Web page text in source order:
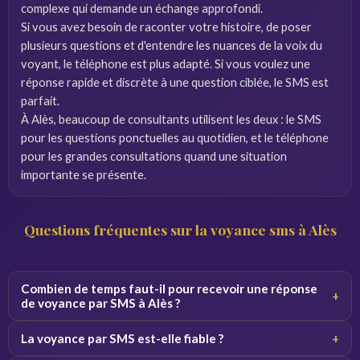
complexe qui demande un échange approfondi.
Si vous avez besoin de raconter votre histoire, de poser
plusieurs questions et d'entendre les nuances de la voix du
voyant, le téléphone est plus adapté. Si vous voulez une
réponse rapide et discrète à une question ciblée, le SMS est
parfait.
À Alès, beaucoup de consultants utilisent les deux : le SMS
pour les questions ponctuelles au quotidien, et le téléphone
pour les grandes consultations quand une situation
importante se présente.
Questions fréquentes sur la voyance sms à Alès
Combien de temps faut-il pour recevoir une réponse
de voyance par SMS à Alès ?
+
30 minutes après l'envoi de votre question. Le délai
La voyance par SMS est-elle fiable ?
+